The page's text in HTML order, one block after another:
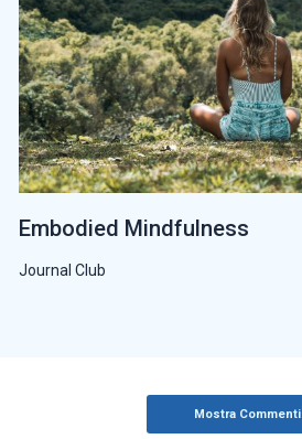
Embodied Mindfulness
Journal Club
Mostra Commenti